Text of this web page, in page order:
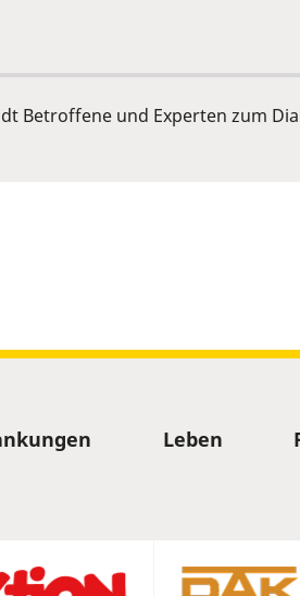
Betroffene und Experten zum
Leben